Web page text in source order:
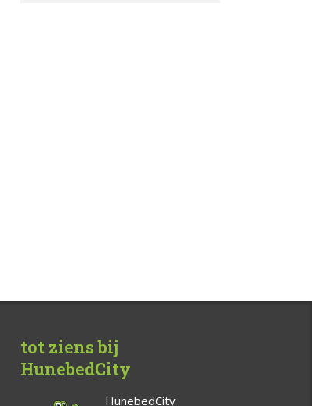
tot ziens bij
HunebedCity
HunebedCity